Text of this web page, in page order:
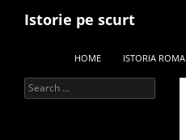
Istorie pe scurt
HOME
ISTORIA
Search for: